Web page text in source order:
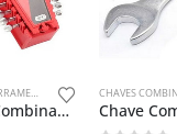
MANUAIS
Jogo De Chaves Combinadas Aço Cr-v 15 Peças 6 A 32mm – Mayle
CHAVES